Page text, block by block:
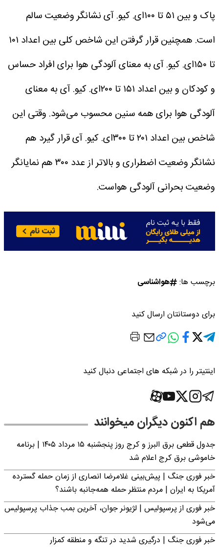
پاک و بین ۵۱ تا ۱۰۰‌ای. کیو. آی نشانگر وضعیت سالم
است.
همچنین قرار گرفتن این شاخص کلی بین اعداد ۱۰۱
تا ۱۵۰‌ای. کیو. آی به معنای آلودگی هوا برای افراد حساس
و کودکان و بین اعداد ۱۵۱ تا ۲۰۰‌ای. کیو. آی به معنای
آلودگی هوا برای همه سنین محسوب می‌شود. وقتی این
شاخص بین اعداد ۲۰۱ تا ۳۰۰‌ای. کیو. آی قرار گیرد هم
نشانگر وضعیت اضطراری و بالاتر از عدد ۳۰۰ هم نمایانگر
وضعیت بحرانی آلودگی هواست.
برچسب ها: هواشناسی
برای دوستانتان ارسال کنید
اینتیتر را در شبکه های اجتماعی دنبال کنید
هم اکنون دیگران میخوانند
جدول قطعی برق البرز و کرج روز پنجشنبه ۱۵ مرداد ۱۴۰۵ | برنامه
خاموشی برق کرج اعلام شد
خبر فوری جنگ | پیش‌بینی غلامرضا انصاری از زمان حمله گسترده
آمریکا به ایران | مردم منتظر حمله همه‌جانبه باشند؟
خبر فوری از پرسپولیس | لژیونر جوان، آخرین بمب جذاب پرسپولیس
می‌شود
خبر فوری جنگ | درگیری شدید در تنگه و منطقه کمزار